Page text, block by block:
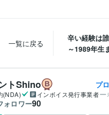
一覧に戻る
辛い経験は
～1989年生
トShino プ
(NDA) インボイス発行事業者
ォロワー90